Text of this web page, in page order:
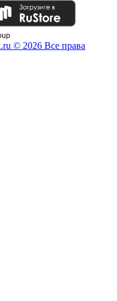
© 2026 Все права